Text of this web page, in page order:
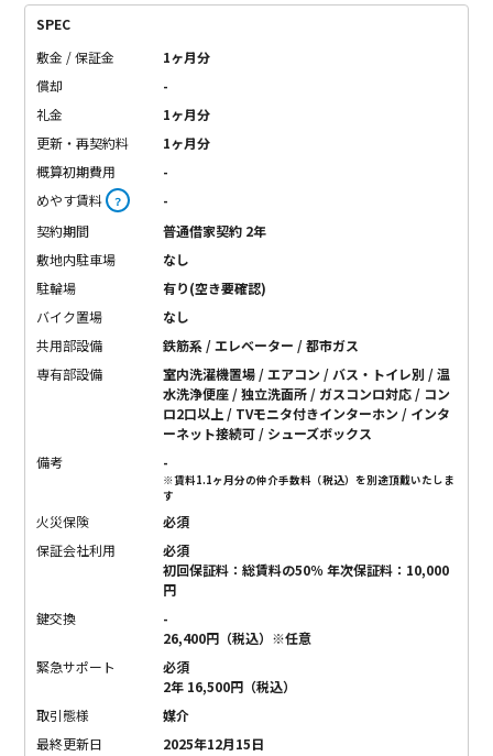
SPEC
敷金 / 保証金
1ヶ月分
償却
-
礼金
1ヶ月分
更新・再契約料
1ヶ月分
概算初期費用
-
めやす賃料 ？
-
契約期間
普通借家契約 2年
敷地内駐車場
なし
駐輪場
有り(空き要確認)
バイク置場
なし
共用部設備
鉄筋系 / エレベーター / 都市ガス
専有部設備
室内洗濯機置場 / エアコン / バス・トイレ別 / 温
水洗浄便座 / 独立洗面所 / ガスコンロ対応 / コン
ロ2口以上 / TVモニタ付きインターホン / インタ
ーネット接続可 / シューズボックス
備考
-
※賃料1.1ヶ月分の仲介手数料（税込）を別途頂戴いたしま
す
火災保険
必須
保証会社利用
必須
初回保証料：総賃料の50％ 年次保証料：10,000
円
鍵交換
-
26,400円（税込）※任意
緊急サポート
必須
2年 16,500円（税込）
取引態様
媒介
最終更新日
2025年12月15日